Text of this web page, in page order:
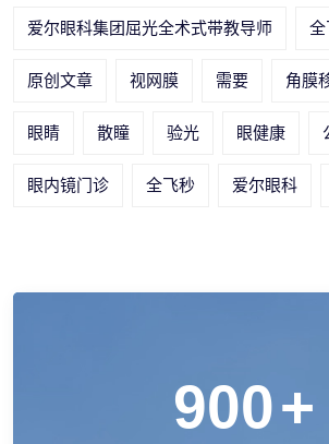
爱尔眼科集团屈光全术式带教导师 全
原创文章 视网膜 需要 角膜
眼睛 散瞳 验光 眼健康
眼内镜门诊 全飞秒 爱尔眼科
900+